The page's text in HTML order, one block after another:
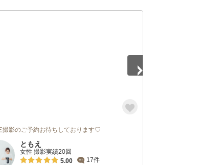
撮影のご予約お待ちしております♡
ともえ
女性 撮影実績20回
5.00
17件